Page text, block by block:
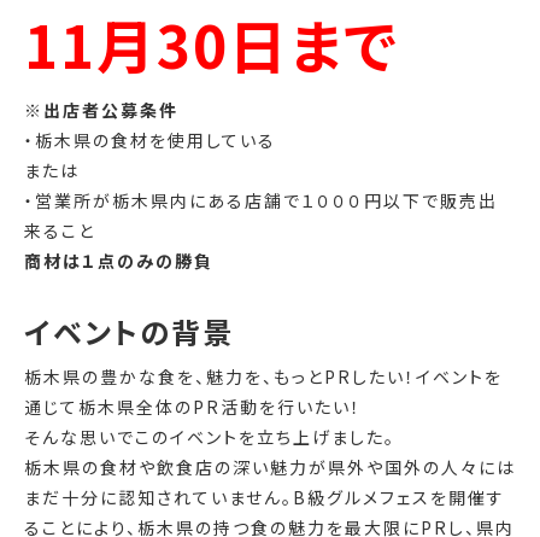
11月30日まで
※出店者公募条件
・栃木県の食材を使用している
または
・営業所が栃木県内にある店舗で１０００円以下で販売出
来ること
商材は１点のみの勝負
イベントの背景
栃木県の豊かな食を、魅力を、もっとPRしたい！イベントを
通じて栃木県全体のPR活動を行いたい！
そんな思いでこのイベントを立ち上げました。
栃木県の食材や飲食店の深い魅力が県外や国外の人々には
まだ十分に認知されていません。B級グルメフェスを開催す
ることにより、栃木県の持つ食の魅力を最大限にPRし、県内